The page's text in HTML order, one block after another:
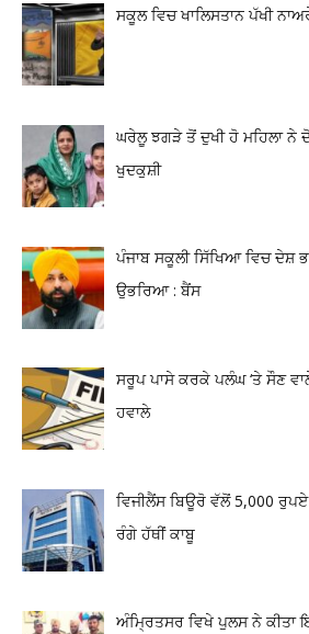
ਸਕੂਲ ਵਿਚ ਖਾਲਿਸਤਾਨ ਪੱਖੀ
ਘਰੇਲੂ ਝਗੜੇ ਤੋਂ ਦੁਖੀ ਹੋ ਮਹਿਲਾ ਨੇ
ਖੁਦਕੁਸ਼ੀ
ਪੰਜਾਬ ਸਕੂਲੀ ਸਿੱਖਿਆ ਵਿਚ ਦੇਸ਼
ਉਭਰਿਆ : ਬੈਂਸ
ਸਰੂਪ ਪਾਸੇ ਕਰਕੇ ਪਲੰਘ ‘ਤੇ ਸੌਣ
ਹਵਾਲੇ
ਵਿਜੀਲੈਂਸ ਬਿਊਰੋ ਵੱਲੋਂ 5,000
ਰੰਗੇ ਹੱਥੀਂ ਕਾਬੂ
ਅੰਮ੍ਰਿਤਸਰ ਵਿਖੇ ਪੁਲਸ ਨੇ